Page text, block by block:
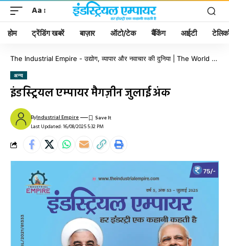
Aa
होम ट्रेंडिंग खबरें बाज़ार ऑटो/टेक बैंकिंग आईटी
The Industrial Empire - उद्योग, व्यापार और नवाचार की दुनिया | The World of Industry, Business & Innovation
अन्य
इंडस्ट्रियल एम्पायर मैगज़ीन जुलाई अंक
Last Updated: 16/08/2025 5:32 PM
ByIndustrial Empire